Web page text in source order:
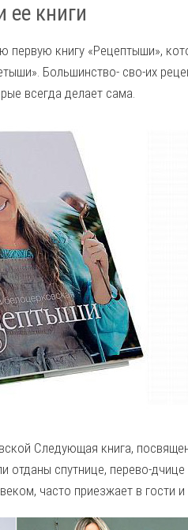
ее книги
первую книгу «Рецептыши»,
Большинство- сво-их
всегда делает сама.
Следующая книга,
отданы спутнице, перево-
часто приезжает в гости